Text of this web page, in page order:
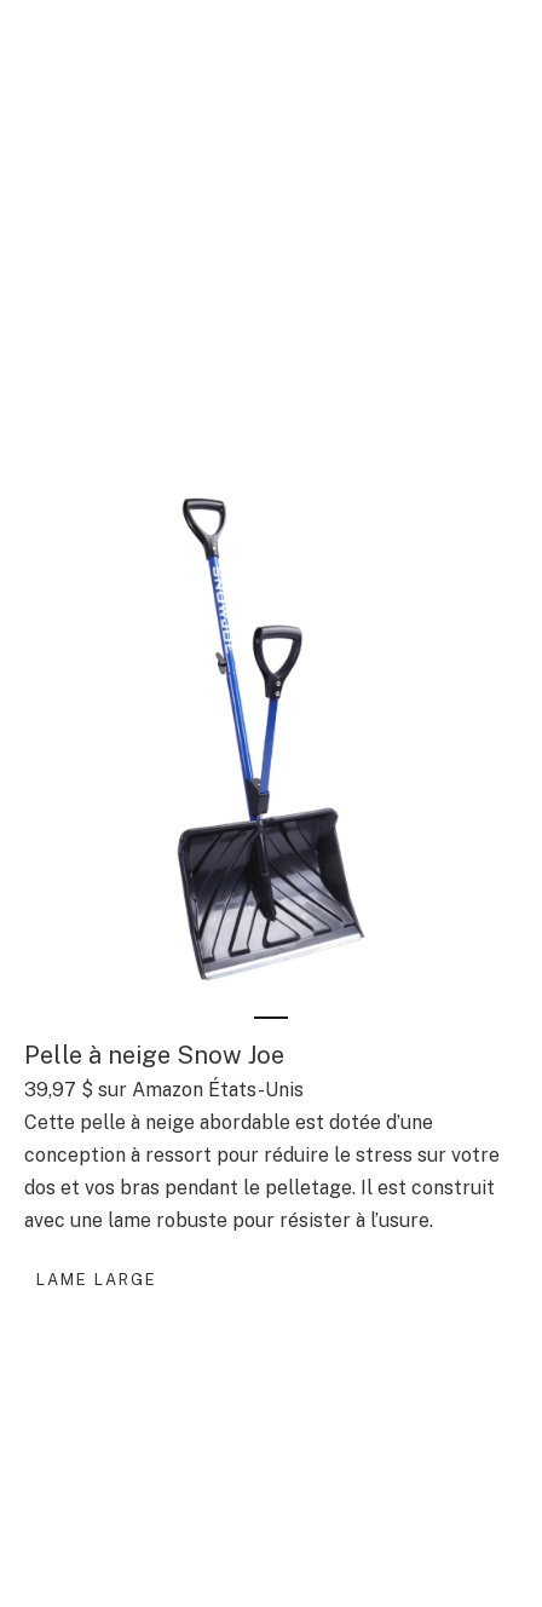
Pelle à neige Snow Joe
39,97 $ sur Amazon États-Unis
Cette pelle à neige abordable est dotée d’une
conception à ressort pour réduire le stress sur votre
dos et vos bras pendant le pelletage. Il est construit
avec une lame robuste pour résister à l’usure.
LAME LARGE